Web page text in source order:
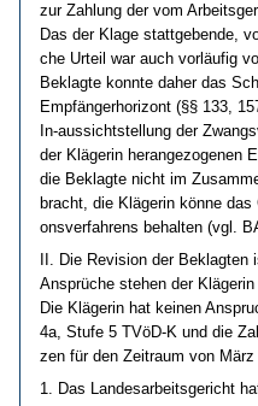
zur Zah­lung der vom
Das der Kla­ge statt­ge­ben­de,
che Ur­teil war auch vorläufig
Be­klag­te konn­te da­her das
Empfänger­ho­ri­zont (§§ 133,
In-aus­sicht­stel­lung der
der Kläge­rin her­an­ge­zo­ge­nen
die Be­klag­te nicht im
bracht, die Kläge­rin könne
ons­ver­fah­rens be­hal­ten (vgl.
II. Die Re­vi­si­on der
Ansprüche ste­hen der
Die Kläge­rin hat kei­nen
4a, Stu­fe 5 TVöD-K und die
zen für den Zeit­raum von
1. Das Lan­des­ar­beits­ge­richt